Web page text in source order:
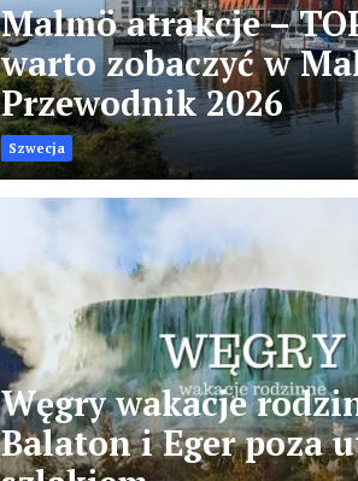
Malmö atrakcje –
warto zobaczyć w
Przewodnik 2026
Szwecja
Węgry wakacje
Balaton i Eger poza